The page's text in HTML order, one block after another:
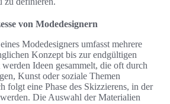
von Modedesignern
Modedesigners umfasst mehrere
Konzept bis zur endgültigen
Ideen gesammelt, die oft durch
Kunst oder soziale Themen
folgt eine Phase des Skizzierens, in der
Die Auswahl der Materialien